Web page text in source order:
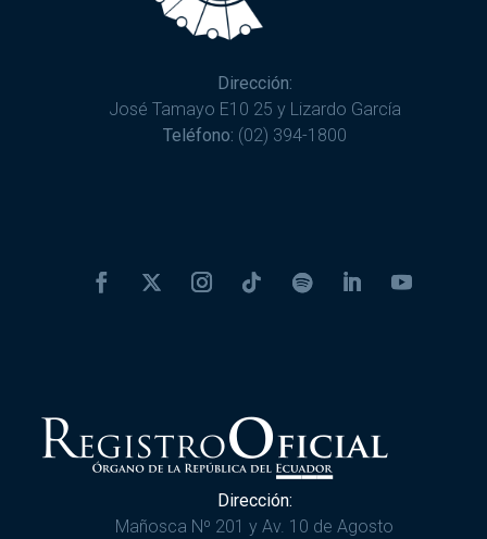
Dirección:
José Tamayo E10 25 y Lizardo García
Teléfono: (02) 394-1800
Dirección:
Mañosca Nº 201 y Av. 10 de Agosto